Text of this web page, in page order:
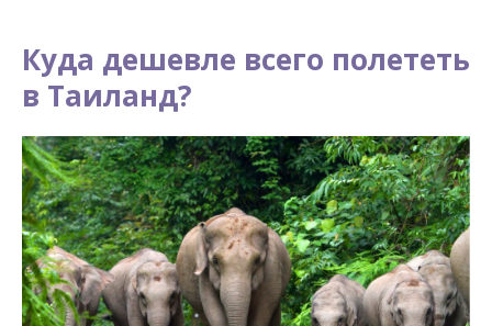
Куда дешевле всего полететь
в Таиланд?